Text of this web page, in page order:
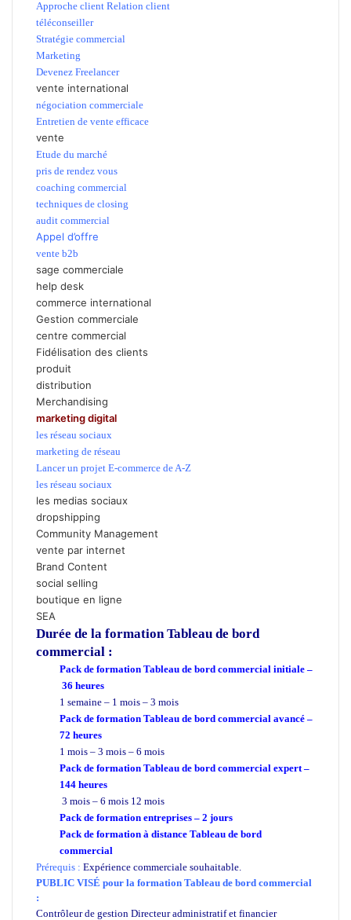
Approche client Relation client
téléconseiller
Stratégie commercial
Marketing
Devenez Freelancer
vente international
négociation commerciale
Entretien de vente efficace
vente
Etude du marché
pris de rendez vous
coaching commercial
techniques de closing
audit commercial
Appel d’offre
vente b2b
sage commerciale
help desk
commerce international
Gestion commerciale
centre commercial
Fidélisation des clients
produit
distribution
Merchandising
marketing digital
les réseau sociaux
marketing de réseau
Lancer un projet E-commerce de A-Z
les réseau sociaux
les medias sociaux
dropshipping
Community Management
vente par internet
Brand Content
social selling
boutique en ligne
SEA
Durée de la formationTableau de bord
commercial :
Pack de formation Tableau de bord commercial initiale –
36 heures
1 semaine – 1 mois – 3 mois
Pack de formation Tableau de bord commercial avancé –
72 heures
1 mois – 3 mois – 6 mois
Pack de formation Tableau de bord commercial expert –
144 heures
3 mois – 6 mois 12 mois
Pack de formation entreprises – 2 jours
Pack de formation à distance Tableau de bord
commercial
Prérequis : Expérience commerciale souhaitable.
PUBLIC VISÉ pour la formation Tableau de bord commercial
:
Contrôleur de gestion Directeur administratif et financier